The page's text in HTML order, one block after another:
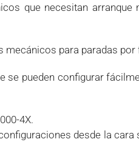
que necesitan
para paradas por
se pueden configurar
4X.
desde la cara